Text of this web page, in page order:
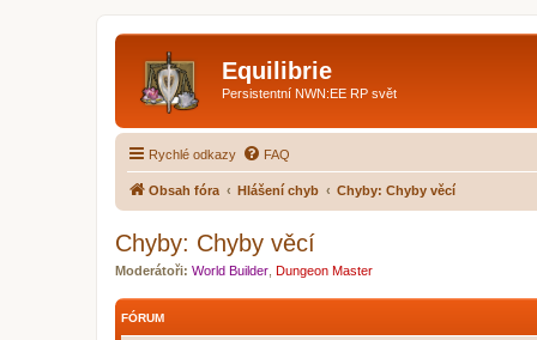
Equilibrie
Persistentní NWN:EE RP svět
Rychlé odkazy FAQ
Obsah fóra Hlášení chyb Chyby: Chyby věcí
Chyby: Chyby věcí
Moderátoři: World Builder Dungeon Master
FÓRUM